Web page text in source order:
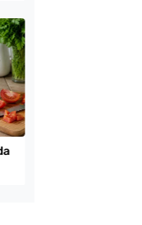
Köftesi Tarifi